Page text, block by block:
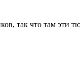
так что там эти